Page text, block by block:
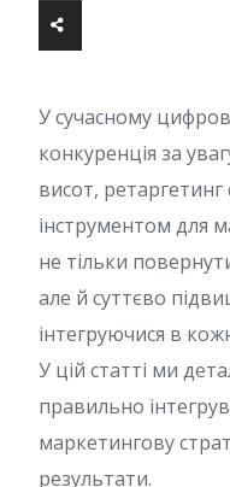
У сучасному
конкуренція за
висот,
інструментом для
не тільки
але й суттєво
інтегруючися в
У цій статті ми
правильно
маркетингову
результати.